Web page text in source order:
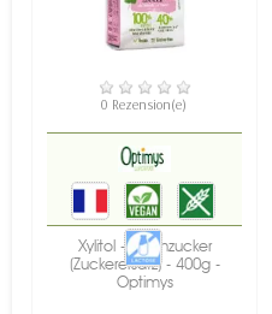
NICHT AUF LAGER
0 Rezension(e)
Xylitol - Birkenzucker
(Zuckerersatz) - 400g -
Optimys